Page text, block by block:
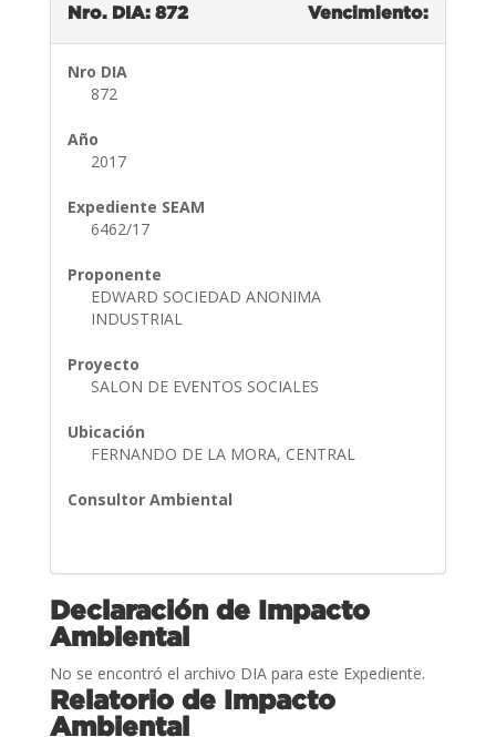
Nro. DIA: 872 Vencimiento:
Nro DIA
872
Año
2017
Expediente SEAM
6462/17
Proponente
EDWARD SOCIEDAD ANONIMA
INDUSTRIAL
Proyecto
SALON DE EVENTOS SOCIALES
Ubicación
FERNANDO DE LA MORA, CENTRAL
Consultor Ambiental
Declaración de Impacto
Ambiental
No se encontró el archivo DIA para este Expediente.
Relatorio de Impacto
Ambiental